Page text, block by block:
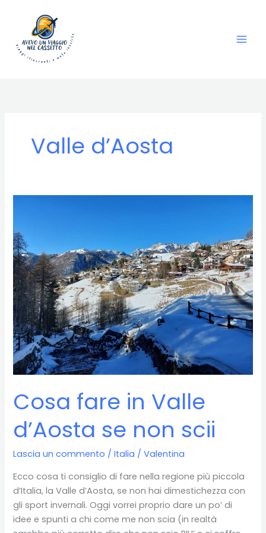
contenuto
Valle d’Aosta
Cosa fare in Valle
d’Aosta se non scii
Lascia un commento /Italia /Valentina
Ecco cosa ti consiglio di fare nella regione più piccola
d’Italia, la Valle d’Aosta, se non hai dimestichezza con
gli sport invernali. Oggi vorrei proprio dare un po’ di
idee e spunti a chi come me non scia (in realtà